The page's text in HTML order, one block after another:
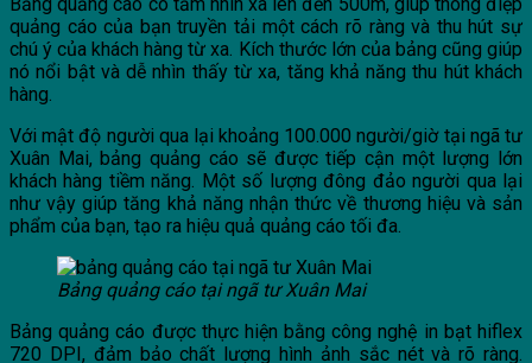
quảng cáo của bạn truyền tải một cách rõ ràng và thu hút sự
chú ý của khách hàng từ xa. Kích thước lớn của bảng cũng giúp
nó nổi bật và dễ nhìn thấy từ xa, tăng khả năng thu hút khách
hàng.
Với mật độ người qua lại khoảng 100.000 người/giờ tại ngã tư
Xuân Mai, bảng quảng cáo sẽ được tiếp cận một lượng lớn
khách hàng tiềm năng. Một số lượng đông đảo người qua lại
như vậy giúp tăng khả năng nhận thức về thương hiệu và sản
phẩm của bạn, tạo ra hiệu quả quảng cáo tối đa.
Bảng quảng cáo tại ngã tư Xuân Mai
Bảng quảng cáo được thực hiện bằng công nghệ in bạt hiflex
720 DPI, đảm bảo chất lượng hình ảnh sắc nét và rõ ràng.